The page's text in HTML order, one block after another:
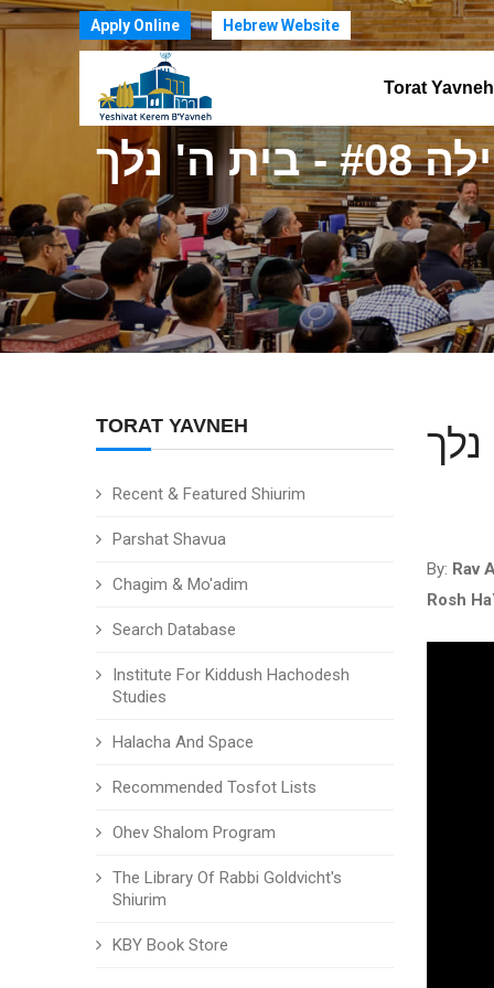
Apply Online Hebrew Website
Torat Yavneh
ה' נלך
TORAT YAVNEH
Recent & Featured Shiurim
Parshat Shavua
Chagim & Mo'adim
Search Database
Institute For Kiddush Hachodesh
Studies
Halacha And Space
Recommended Tosfot Lists
Ohev Shalom Program
The Library Of Rabbi Goldvicht's
Shiurim
KBY Book Store
By: Rav
Rosh